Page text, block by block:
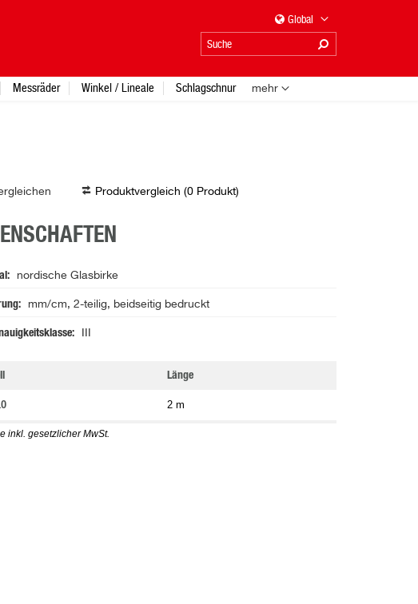
Produktvergleich (0 Produkt)
nordische Glasbirke
mm/cm, 2-teilig, beidseitig bedruckt
Länge
2 m
inkl. gesetzlicher MwSt.
Global
Messräder Winkel / Lineale Schlagschnur mehr